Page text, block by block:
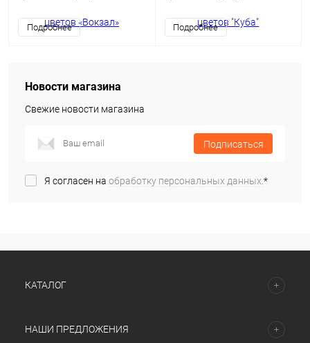
Подробнее Подробнее
Новости магазина
Свежие новости магазина
Подписаться
Я согласен на обработку персональных данных.*
КАТАЛОГ
НАШИ ПРЕДЛОЖЕНИЯ